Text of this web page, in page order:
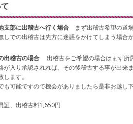
支部に出稽古へ行く場合
まず出稽古希望の道
しでの出稽古は先方に迷惑をかけてしまう場合
出稽古の場合出稽古をご希望の場合はまず所
が入り承認されれば、その後稽古する事が出来
ます。
も可能ですので機会がありましたら是非お越し
証、出稽古料1,650円